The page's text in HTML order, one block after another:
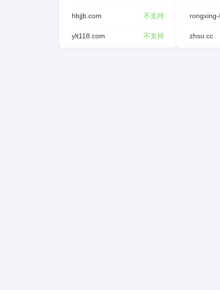
hbjjb.com 不支持
ylt118.com 不支持 zhsu.cc